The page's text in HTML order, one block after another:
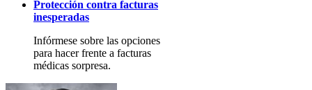
Protección contra facturas
inesperadas
Infórmese sobre las opciones
para hacer frente a facturas
médicas sorpresa.